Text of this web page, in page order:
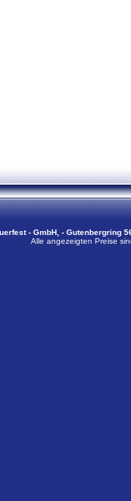
- GmbH, - Gutenbergring
Alle angezeigten Preise